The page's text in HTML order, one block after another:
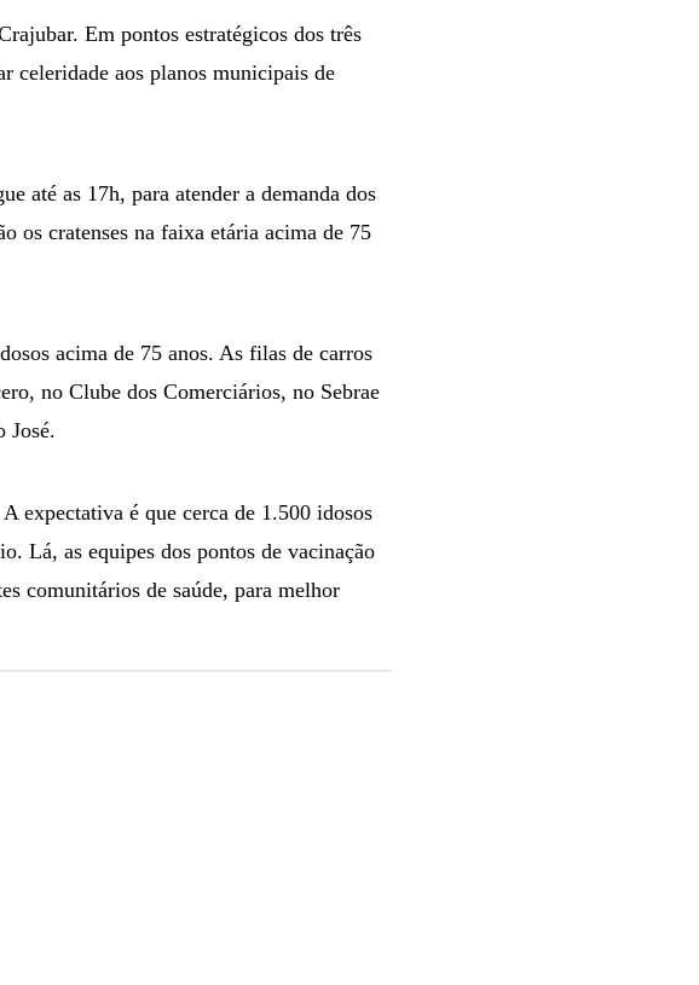
Em pontos estratégicos dos três
celeridade aos planos municipais de
até as 17h, para atender a demanda dos
os cratenses na faixa etária acima de 75
acima de 75 anos. As filas de carros
no Clube dos Comerciários, no Sebrae
José.
expectativa é que cerca de 1.500 idosos
Lá, as equipes dos pontos de vacinação
comunitários de saúde, para melhor